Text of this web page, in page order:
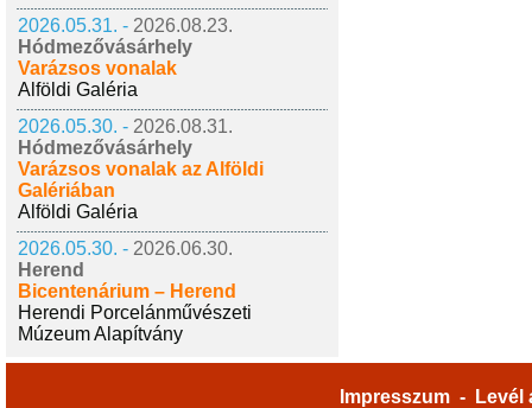
2026.05.31. - 2026.08.23.
Hódmezővásárhely
Varázsos vonalak
Alföldi Galéria
2026.05.30. - 2026.08.31.
Hódmezővásárhely
Varázsos vonalak az Alföldi
Galériában
Alföldi Galéria
2026.05.30. - 2026.06.30.
Herend
Bicentenárium – Herend
Herendi Porcelánművészeti
Múzeum Alapítvány
Impresszum -
Levél